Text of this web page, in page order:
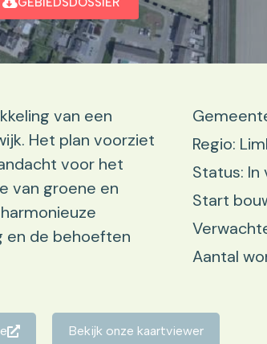
van een
Het plan voorziet
voor het
van groene en
en de behoeften
Regio:
Status:
Start
Aantal
Bekijk onze kaartviewer